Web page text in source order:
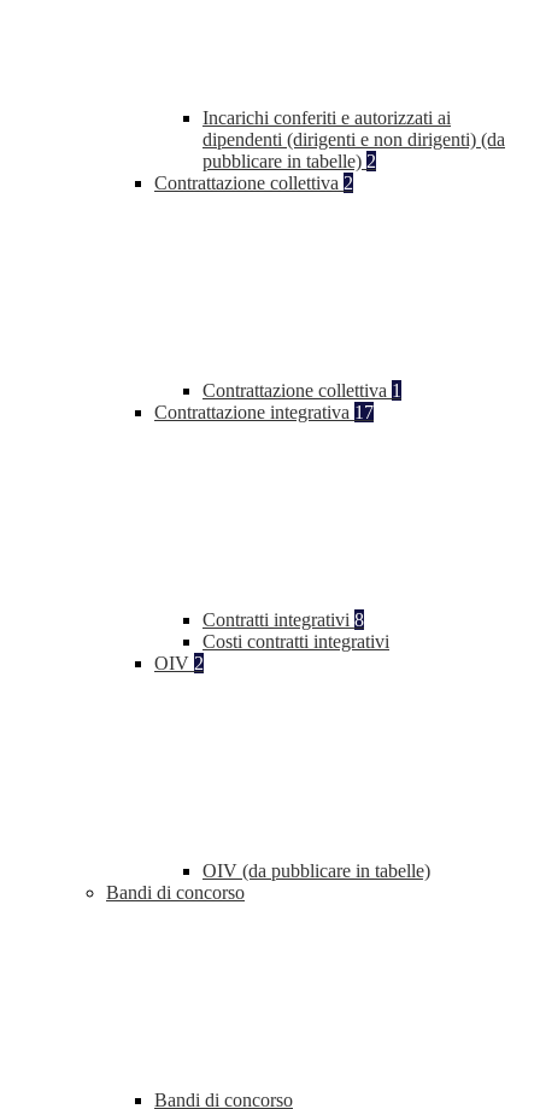
Incarichi conferiti e autorizzati ai
dipendenti (dirigenti e non dirigenti) (da
pubblicare in tabelle) 2
Contrattazione collettiva 2
Contrattazione collettiva 1
Contrattazione integrativa 17
Contratti integrativi 8
Costi contratti integrativi
OIV 2
OIV (da pubblicare in tabelle)
Bandi di concorso
Bandi di concorso